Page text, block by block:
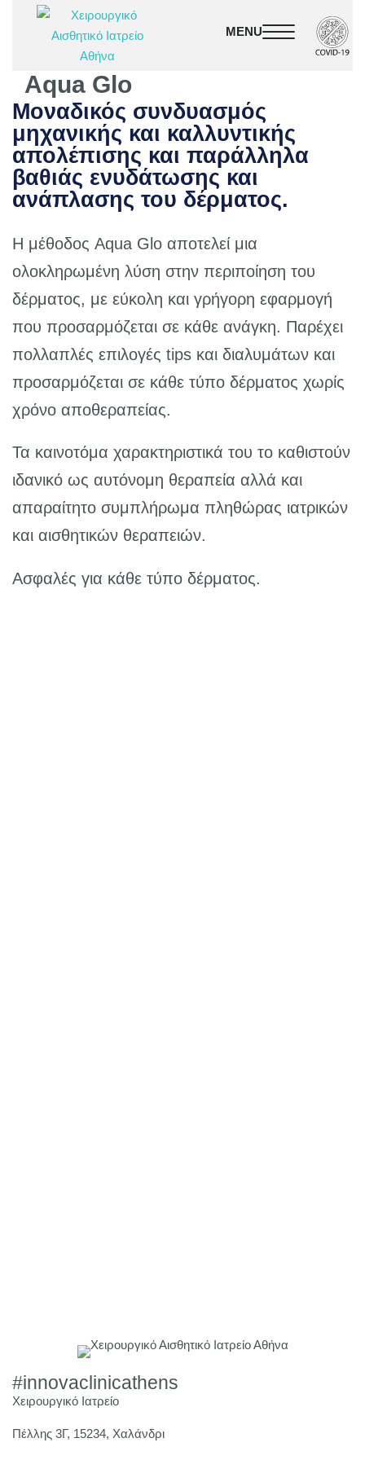
Aqua Glo
Μοναδικός συνδυασμός
μηχανικής και καλλυντικής
απολέπισης και παράλληλα
βαθιάς ενυδάτωσης και
ανάπλασης του δέρματος.
Η μέθοδος Aqua Glo αποτελεί μια
ολοκληρωμένη λύση στην περιποίηση του
δέρματος, με εύκολη και γρήγορη εφαρμογή
που προσαρμόζεται σε κάθε ανάγκη. Παρέχει
πολλαπλές επιλογές tips και διαλυμάτων και
προσαρμόζεται σε κάθε τύπο δέρματος χωρίς
χρόνο αποθεραπείας.
Τα καινοτόμα χαρακτηριστικά του το καθιστούν
ιδανικό ως αυτόνομη θεραπεία αλλά και
απαραίτητο συμπλήρωμα πληθώρας ιατρικών
και αισθητικών θεραπειών.
Ασφαλές για κάθε τύπο δέρματος.
#innovaclinicathens
Χειρουργικό Ιατρείο
Πέλλης 3Γ, 15234, Χαλάνδρι